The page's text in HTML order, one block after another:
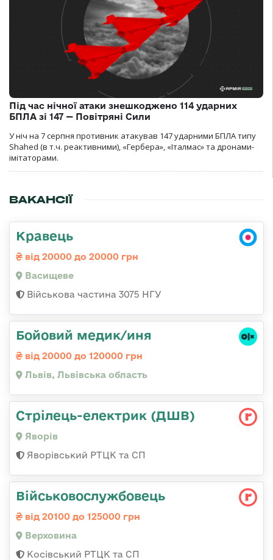
Під час нічної атаки знешкоджено 114 ударних
БПЛА зі 147 — Повітряні Сили
У ніч на 7 серпня противник атакував 147 ударними БПЛА типу
Shahed (в т.ч. реактивними), «Гербера», «Італмас» та дронами-
імітаторами.
ВАКАНСІЇ
Кравець
від 20000 до 20000 грн
Васищеве
Військова частина 3075 НГУ
Бойовий медик/иня
від 20000 до 120000 грн
Львів, Львівська область
Стрілець-електрик (ДШВ)
Яворів
Яворівський РТЦК та СП
Військовослужбовець
від 20100 до 125000 грн
Верховина
Косівський РТЦК та СП